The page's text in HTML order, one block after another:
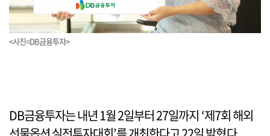
<사진=DB금융투자>
DB금융투자는 내년 1월 2일부터 27일까지 ‘제7회 해외